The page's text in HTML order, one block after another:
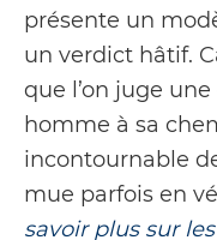
présente un
un verdict hâtif.
que l’on juge
homme à sa
incontournable
mue parfois en
savoir plus sur